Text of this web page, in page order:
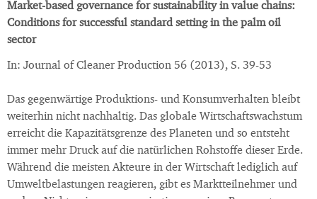
Market-based governance for sustainability in value chains:
Conditions for successful standard setting in the palm oil
sector
In: Journal of Cleaner Production 56 (2013), S. 39-53
Das gegenwärtige Produktions- und Konsumverhalten bleibt
weiterhin nicht nachhaltig. Das globale Wirtschaftswachstum
erreicht die Kapazitätsgrenze des Planeten und so entsteht
immer mehr Druck auf die natürlichen Rohstoffe dieser Erde.
Während die meisten Akteure in der Wirtschaft lediglich auf
Umweltbelastungen reagieren, gibt es Marktteilnehmer und